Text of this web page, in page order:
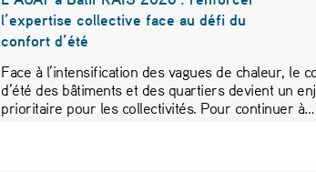
l’expertise collective face au défi du
confort d’été
Face à l’intensification des vagues de chaleur, le
d’été des bâtiments et des quartiers devient un
prioritaire pour les collectivités. Pour continuer à…